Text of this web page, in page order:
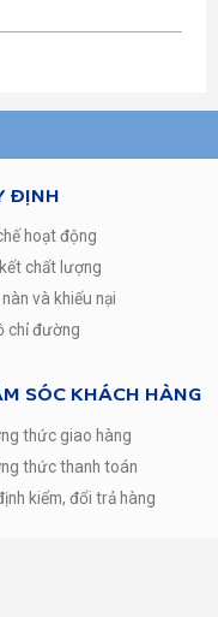
(trên 6 người)
thường
ĐỊNH
hoạt động
chất lượng
nàn và khiếu nại
chỉ đường
SÓC KHÁCH HÀNG
thức giao hàng
thức thanh toán
kiểm, đổi trả hàng